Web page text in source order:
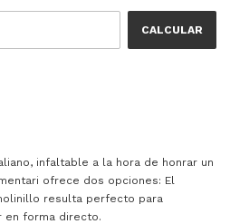
CALCULAR
infaltable a la hora de honrar un
ofrece dos opciones: El
resulta perfecto para
en forma directo.